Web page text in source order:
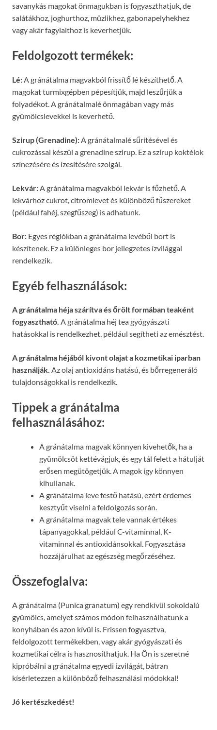
savanykás magokat önmagukban is fogyaszthatjuk, de
salátákhoz, joghurthoz, müzlikhez, gabonapelyhekhez
vagy akár fagylalthoz is keverhetjük.
Feldolgozott termékek:
Lé: A gránátalma magvakból frissítő lé készíthető. A
magokat turmixgépben pépesítjük, majd leszűrjük a
folyadékot. A gránátalmalé önmagában vagy más
gyümölcslevekkel is keverhető.
Szirup (Grenadine): A gránátalmalé sűrítésével és
cukrozással készül a grenadine szirup. Ez a szirup koktélok
színezésére és ízesítésére szolgál.
Lekvár: A gránátalma magvakból lekvár is főzhető. A
lekvárhoz cukrot, citromlevet és különböző fűszereket
(például fahéj, szegfűszeg) is adhatunk.
Bor: Egyes régiókban a gránátalma levéből bort is
készítenek. Ez a különleges bor jellegzetes ízvilággal
rendelkezik.
Egyéb felhasználások:
A gránátalma héja szárítva és őrölt formában teaként
fogyasztható. A gránátalma héj tea gyógyászati
hatásokkal is rendelkezhet, például segítheti az emésztést.
A gránátalma héjából kivont olajat a kozmetikai iparban
használják. Az olaj antioxidáns hatású, és bőrregeneráló
tulajdonságokkal is rendelkezik.
Tippek a gránátalma
felhasználásához:
A gránátalma magvak könnyen kivehetők, ha a
gyümölcsöt kettévágjuk, és egy tál felett a hátulját
erősen megütögetjük. A magok így könnyen
kihullanak.
A gránátalma leve festő hatású, ezért érdemes
kesztyűt viselni a feldolgozás során.
A gránátalma magvak tele vannak értékes
tápanyagokkal, például C-vitaminnal, K-
vitaminnal és antioxidánsokkal. Fogyasztása
hozzájárulhat az egészség megőrzéséhez.
Összefoglalva:
A gránátalma (Punica granatum) egy rendkívül sokoldalú
gyümölcs, amelyet számos módon felhasználhatunk a
konyhában és azon kívül is. Frissen fogyasztva,
feldolgozott termékekben, vagy akár gyógyászati és
kozmetikai célra is hasznosíthatjuk. Ha Ön is szeretné
kipróbálni a gránátalma egyedi ízvilágát, bátran
kísérletezzen a különböző felhasználási módokkal!
Jó kertészkedést!